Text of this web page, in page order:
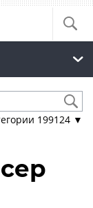
199124 ▼